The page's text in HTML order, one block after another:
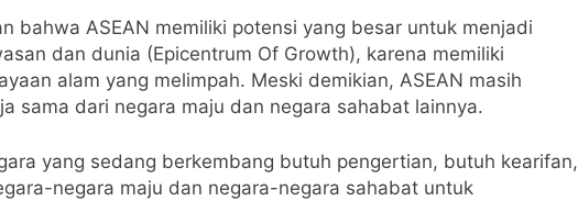
bahwa ASEAN memiliki potensi yang besar untuk menjadi
dan dunia (Epicentrum Of Growth), karena memiliki
alam yang melimpah. Meski demikian, ASEAN masih
sama dari negara maju dan negara sahabat lainnya.
yang sedang berkembang butuh pengertian, butuh kearifan,
negara maju dan negara-negara sahabat untuk